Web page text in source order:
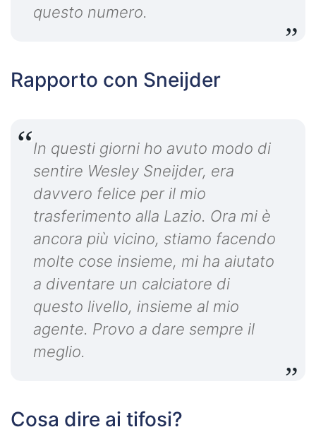
questo numero.
Rapporto con Sneijder
In questi giorni ho avuto modo di
sentire Wesley Sneijder, era
davvero felice per il mio
trasferimento alla Lazio. Ora mi è
ancora più vicino, stiamo facendo
molte cose insieme, mi ha aiutato
a diventare un calciatore di
questo livello, insieme al mio
agente. Provo a dare sempre il
meglio.
Cosa dire ai tifosi?